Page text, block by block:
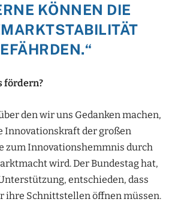
KÖNNEN DIE F
G
fördern?
den wir uns Gedanken machen,
Innovationskraft der großen
zum Innovationshemmnis durch
wird. Der Bundestag hat,
entschieden, dass
ihre Schnittstellen öffnen müssen.